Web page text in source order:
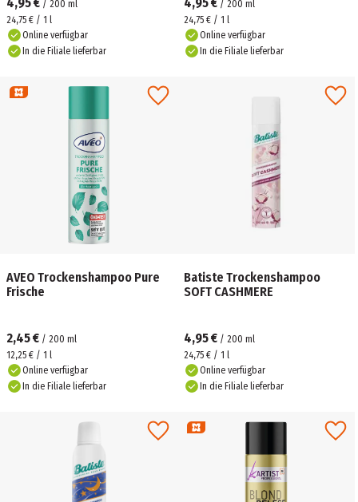
/ 200 ml
24,75 € / 1 l
Online verfügbar
In die Filiale lieferbar
/ 200 ml
24,75 € / 1 l
Online verfügbar
In die Filiale lieferbar
AVEO Trockenshampoo Pure
Frische
2,45 € / 200 ml
12,25 € / 1 l
Online verfügbar
In die Filiale lieferbar
Batiste Trockenshampoo
SOFT CASHMERE
4,95 € / 200 ml
24,75 € / 1 l
Online verfügbar
In die Filiale lieferbar